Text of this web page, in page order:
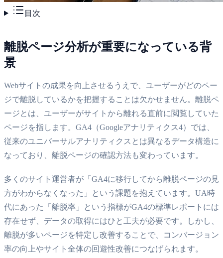
目次
離脱ページ分析が重要になっている背
景
Webサイトの成果を向上させるうえで、ユーザーがどのペー
ジで離脱しているかを把握することは欠かせません。離脱ペ
ージとは、ユーザーがサイトから離れる直前に閲覧していた
ページを指します。GA4（Googleアナリティクス4）では、
従来のユニバーサルアナリティクスとは異なるデータ構造に
なっており、離脱ページの確認方法も変わっています。
多くのサイト運営者が「GA4に移行してから離脱ページの見
方がわからなくなった」という課題を抱えています。UA時
代にあった「離脱率」という指標がGA4の標準レポートには
存在せず、データの取得にはひと工夫が必要です。しかし、
離脱が多いページを特定し改善することで、コンバージョン
率の向上やサイト全体の回遊性改善につなげられます。